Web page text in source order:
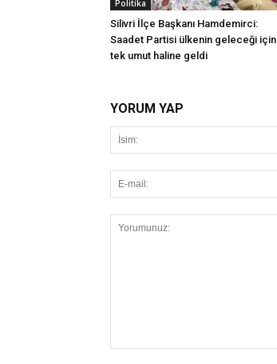
Politika
Silivri İlçe Başkanı Hamdemirci:
Saadet Partisi ülkenin geleceği için
tek umut haline geldi
YORUM YAP